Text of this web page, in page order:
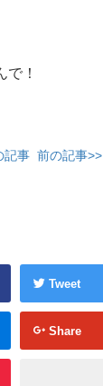
で！
記事 前の記事>>
Tweet
Share